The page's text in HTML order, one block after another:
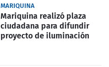
MARIQUINA
Mariquina realizó plaza
ciudadana para difundir
proyecto de iluminación